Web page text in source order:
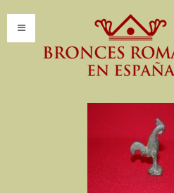
Introducción
Presentación